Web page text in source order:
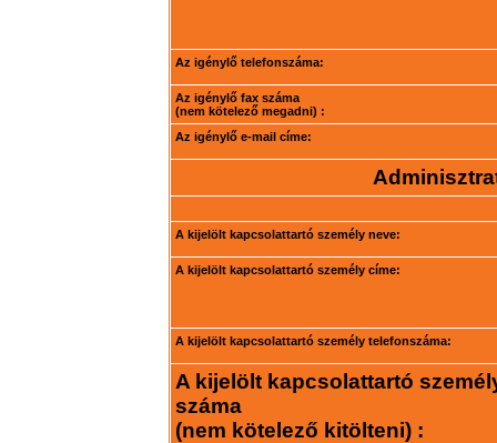
Az igénylő telefonszáma:
Az igénylő fax száma
(nem kötelező megadni) :
Az igénylő e-mail címe:
A kijelölt kapcsolattartó személy neve:
A kijelölt kapcsolattartó személy címe:
A kijelölt kapcsolattartó személy telefonszáma:
A kijelölt kapcsolattartó
száma
(nem kötelező kitölteni) :